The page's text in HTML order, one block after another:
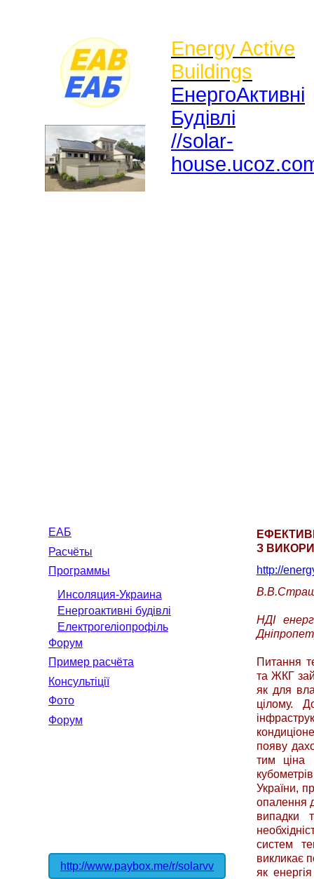
Energy Active
Buildings
ЕнергоАктивні
Будівлі
//solar-
ЕАБ
Расчёты
Программы
Инсоляция-Украина
Енергоактивні будівлі
Електрогеліопрофіль
Форум
Пример расчёта
Консультіції
Фото
Форум
http://www.paybox.me/r/solarvv
З
http://
НДІ
Питання
та ЖКГ
як для
цілому.
появу
тим ціна
України,
опалення
випадки
систем
викликає
як